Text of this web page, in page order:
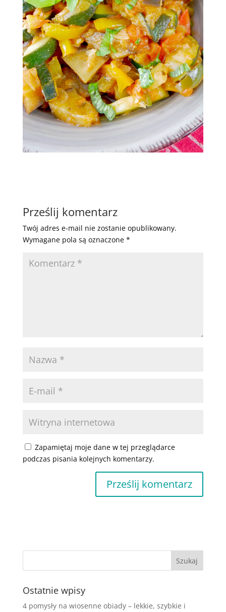
Prześlij komentarz
Twój adres e-mail nie zostanie opublikowany.
Wymagane pola są oznaczone *
Zapamiętaj moje dane w tej przeglądarce
podczas pisania kolejnych komentarzy.
Ostatnie wpisy
4 pomysły na wiosenne obiady – lekkie, szybkie i